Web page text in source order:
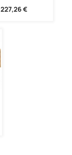
227,26 €